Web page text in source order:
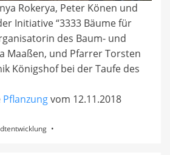
Rokerya, Peter Könen und
Initiative “3333 Bäume für
des Baum- und
Maaßen, und Pfarrer Torsten
Königshof bei der Taufe des
Pflanzungvom 12.11.2018